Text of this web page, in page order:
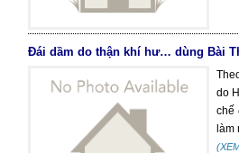
Đái dầm do thận khí hư… dùng Bài
do
chế
làm